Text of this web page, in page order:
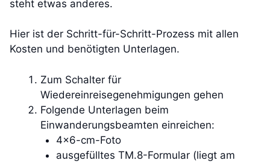
steht etwas anderes.
Hier ist der Schritt-für-Schritt-Prozess mit allen
Kosten und benötigten Unterlagen.
Zum Schalter für
Wiedereinreisegenehmigungen gehen
Folgende Unterlagen beim
Einwanderungsbeamten einreichen:
4×6-cm-Foto
ausgefülltes TM.8-Formular (liegt am